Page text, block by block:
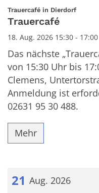
Datum: 18. August
Trauercafé in Dierdorf:
Trauercafé
18. Aug. 2026 15:30 - 17:00
Das nächste
von 15:30 Uhr bis
Clemens,
Anmeldung ist
02631 95 30 488.
Mehr
21 Aug. 2026